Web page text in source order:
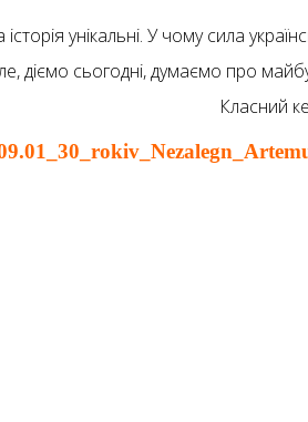
унікальні. У чому сила
діємо сьогодні, думаємо про
Класний